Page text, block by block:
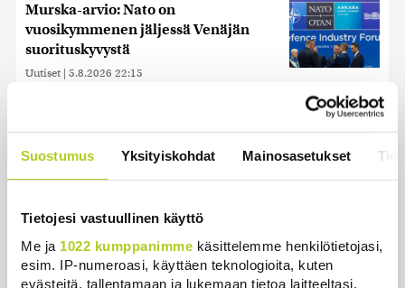
Suostumus Yksityiskohdat Mainosasetukset
Tietojesi vastuullinen käyttö
Me ja 1022 kumppanimme käsittelemme henkilötietojasi,
esim. IP-numeroasi, käyttäen teknologioita, kuten
evästeitä, tallentamaan ja lukemaan tietoa laitteeltasi,
Murska-arvio: Nato on
vuosikymmenen jäljessä Venäjän
suorituskyvystä
Uutiset | 5.8.2026 22:15
natseille mitalin ja kohotti kätensä
Hitler-tervehdykseen – Miksi
ihmeessä?
Kuin kauhuelokuvasta – Oletko
kuullut Etelämantereen
Veriputouksesta?